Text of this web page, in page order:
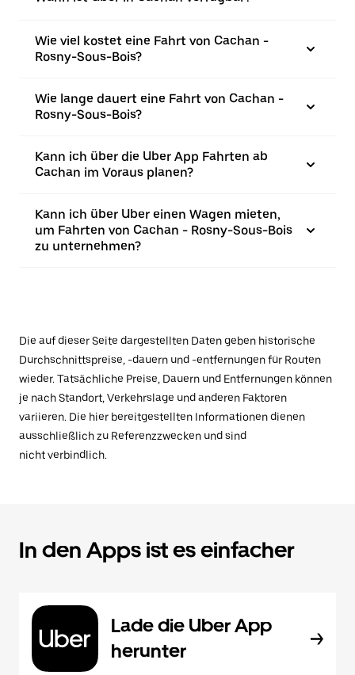
Wie viel kostet eine Fahrt von Cachan -
Rosny-Sous-Bois?
Wie lange dauert eine Fahrt von Cachan -
Rosny-Sous-Bois?
Kann ich über die Uber App Fahrten ab
Cachan im Voraus planen?
Kann ich über Uber einen Wagen mieten,
um Fahrten von Cachan - Rosny-Sous-Bois
zu unternehmen?
Die auf dieser Seite dargestellten Daten geben historische
Durchschnittspreise, -dauern und -entfernungen für Routen
wieder. Tatsächliche Preise, Dauern und Entfernungen können
je nach Standort, Verkehrslage und anderen Faktoren
variieren. Die hier bereitgestellten Informationen dienen
ausschließlich zu Referenzzwecken und sind
nicht verbindlich.
In den Apps ist es einfacher
Lade die Uber App
herunter